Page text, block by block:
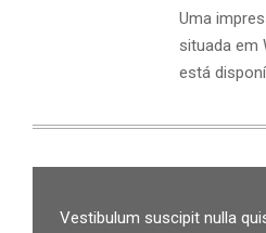
Uma
situada em
está
Vestibulum suscipit nulla